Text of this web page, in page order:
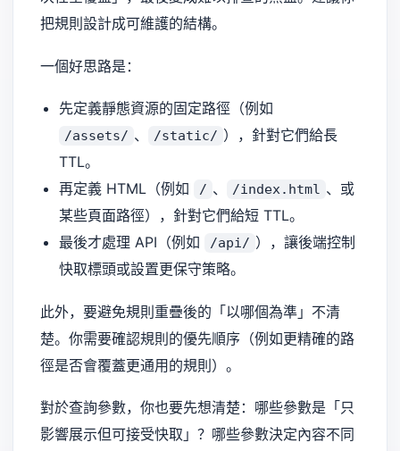
把規則設計成可維護的結構。
一個好思路是：
先定義靜態資源的固定路徑（例如
/assets/ 、 /static/ ），針對它們給長
TTL。
再定義 HTML（例如
/ 、 /index.html 、或
某些頁面路徑），針對它們給短 TTL。
最後才處理 API（例如
/api/ ），讓後端控制
快取標頭或設置更保守策略。
此外，要避免規則重疊後的「以哪個為準」不清
楚。你需要確認規則的優先順序（例如更精確的路
徑是否會覆蓋更通用的規則）。
對於查詢參數，你也要先想清楚：哪些參數是「只
影響展示但可接受快取」？哪些參數決定內容不同